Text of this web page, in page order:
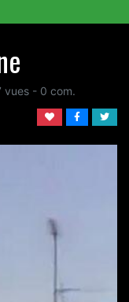
vues - 0 com.